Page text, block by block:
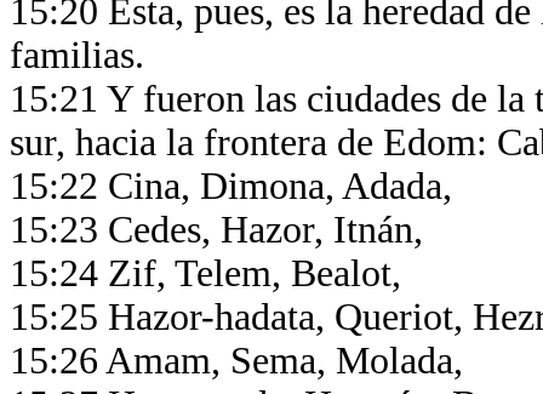
15:20 Esta, pues, es la heredad
familias.
15:21 Y fueron las ciudades de
sur, hacia la frontera de Edom:
15:22 Cina, Dimona, Adada,
15:23 Cedes, Hazor, Itnán,
15:24 Zif, Telem, Bealot,
15:25 Hazor-hadata, Queriot,
15:26 Amam, Sema, Molada,